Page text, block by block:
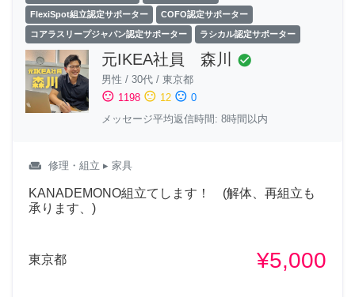
FlexiSpot組立認定サポーター COFO認定サポーター
コアラスリープジャパン認定サポーター ラシカル認定サポーター
元IKEA社員 森川 check_circle
男性 / 30代 / 東京都
sentiment_satisfied 1198 sentiment_neutral 12 sentiment_dissatisfied 0
メッセージ平均返信時間: 8時間以内
weekend 修理・組立 ▸ 家具
KANADEMONO組立てします！ (解体、再組立も
承ります、)
東京都 ¥5,000